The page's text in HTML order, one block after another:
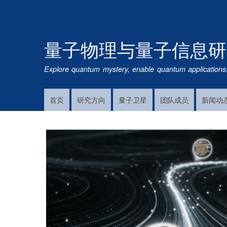
量子物理与量子信息
Explore quantum mystery, enable quantum
Main首页 研究方向 量子卫星 团队成员 新闻动